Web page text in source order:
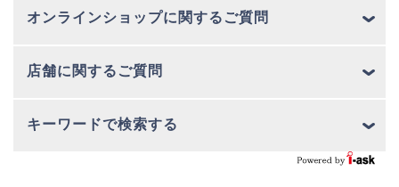
オンラインショップに関するご質問
店舗に関するご質問
キーワードで検索する